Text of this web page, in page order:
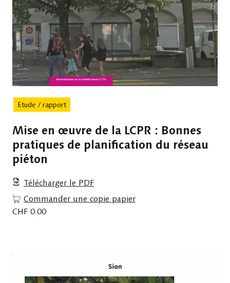
Etude / rapport
Mise en œuvre de la LCPR : Bonnes
pratiques de planification du réseau
piéton
Télécharger le PDF
Commander une copie papier
CHF 0.00